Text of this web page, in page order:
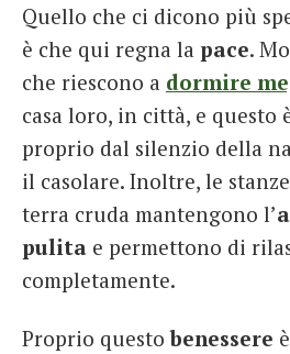
Quello che ci dicono più
è che qui regna la pace.
che riescono a dormire
casa loro, in città, e questo
proprio dal silenzio della
il casolare. Inoltre, le
terra cruda mantengono l’
pulita e permettono di
completamente.
Proprio questobenessere